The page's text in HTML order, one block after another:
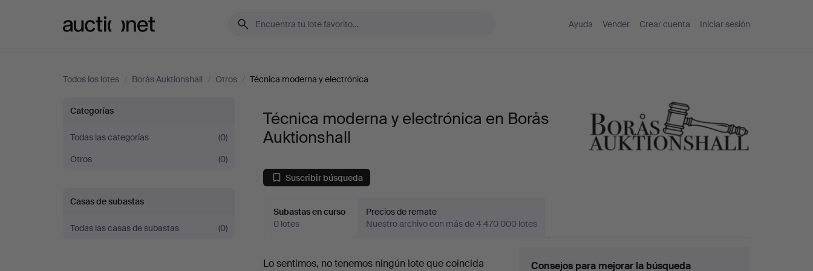
Ayuda Vender Crear cuenta Iniciar sesión
Todos los lotes / Borås Auktionshall / Otros / Técnica moderna y electrónica
Técnica
moderna
y
electrónica
en
Categorías
Todas las categorías
(0)
Otros
(0)
Casas de subastas
Todas las casas de subastas (0)
Técnica moderna y electrónica en Borås
Auktionshall
Suscribir búsqueda
Subastas en curso
0 lotes
Precios de remate
Nuestro archivo con más de 4 470 000 lotes
Subastas
Lo sentimos, no tenemos ningún lote que coincida
Consejos para mejorar la búsqueda